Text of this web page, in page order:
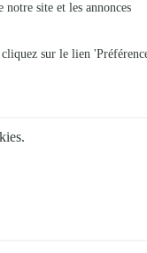
36,95 €